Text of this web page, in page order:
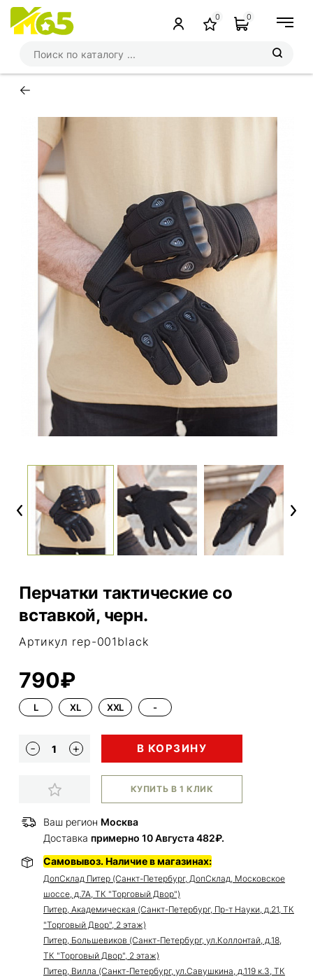
0 0
←
Previous Next
Перчатки тактические со
вставкой, черн.
Артикул rep-001black
790₽
L XL XXL -
В КОРЗИНУ
КУПИТЬ В 1 КЛИК
Ваш регион Москва
Доставка примерно 10 Августа 482₽.
Самовывоз. Наличие в магазинах:
ДопСклад Питер (Санкт-Петербург, ДопСклад, Московское
шоссе, д.7А, ТК "Торговый Двор")
Питер, Академическая (Санкт-Петербург, Пр-т Науки, д.21, ТК
"Торговый Двор", 2 этаж)
Питер, Большевиков (Санкт-Петербург, ул.Коллонтай, д.18,
ТК "Торговый Двор", 2 этаж)
Питер, Вилла (Санкт-Петербург, ул.Савушкина, д.119 к.3, ТК